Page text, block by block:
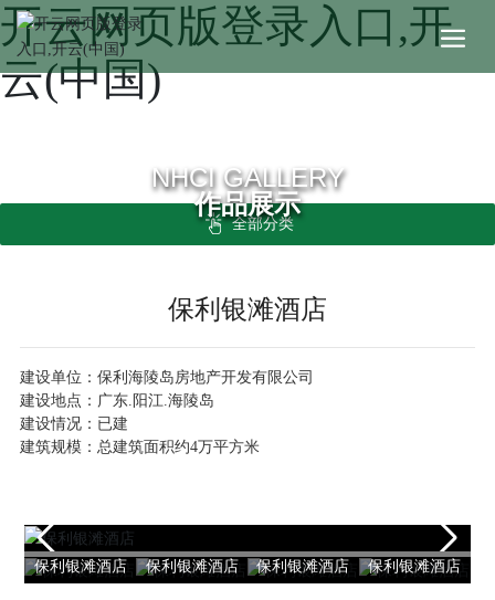
开云网页版登录入口,开
云(中国)
NHCI GALLERY
作品展示
全部分类
保利银滩酒店
建设单位：保利海陵岛房地产开发有限公司
建设地点：广东.阳江.海陵岛
建设情况：已建
建筑规模：总建筑面积约4万平方米
保利银滩酒店 保利银滩酒店 保利银滩酒店 保利银滩酒店